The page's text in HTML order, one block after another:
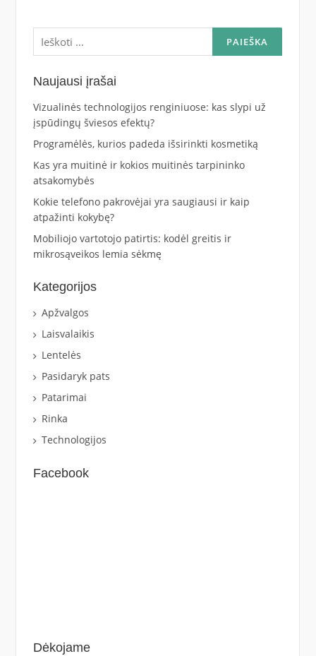
Ieškoti:
Naujausi įrašai
Vizualinės technologijos renginiuose: kas slypi už
įspūdingų šviesos efektų?
Programėlės, kurios padeda išsirinkti kosmetiką
Kas yra muitinė ir kokios muitinės tarpininko
atsakomybės
Kokie telefono pakrovėjai yra saugiausi ir kaip
atpažinti kokybę?
Mobiliojo vartotojo patirtis: kodėl greitis ir
mikrosąveikos lemia sėkmę
Kategorijos
Apžvalgos
Laisvalaikis
Lentelės
Pasidaryk pats
Patarimai
Rinka
Technologijos
Facebook
Dėkojame